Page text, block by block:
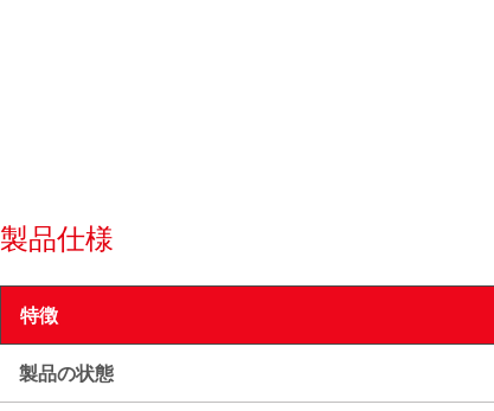
製品仕様
特徴
製品の状態